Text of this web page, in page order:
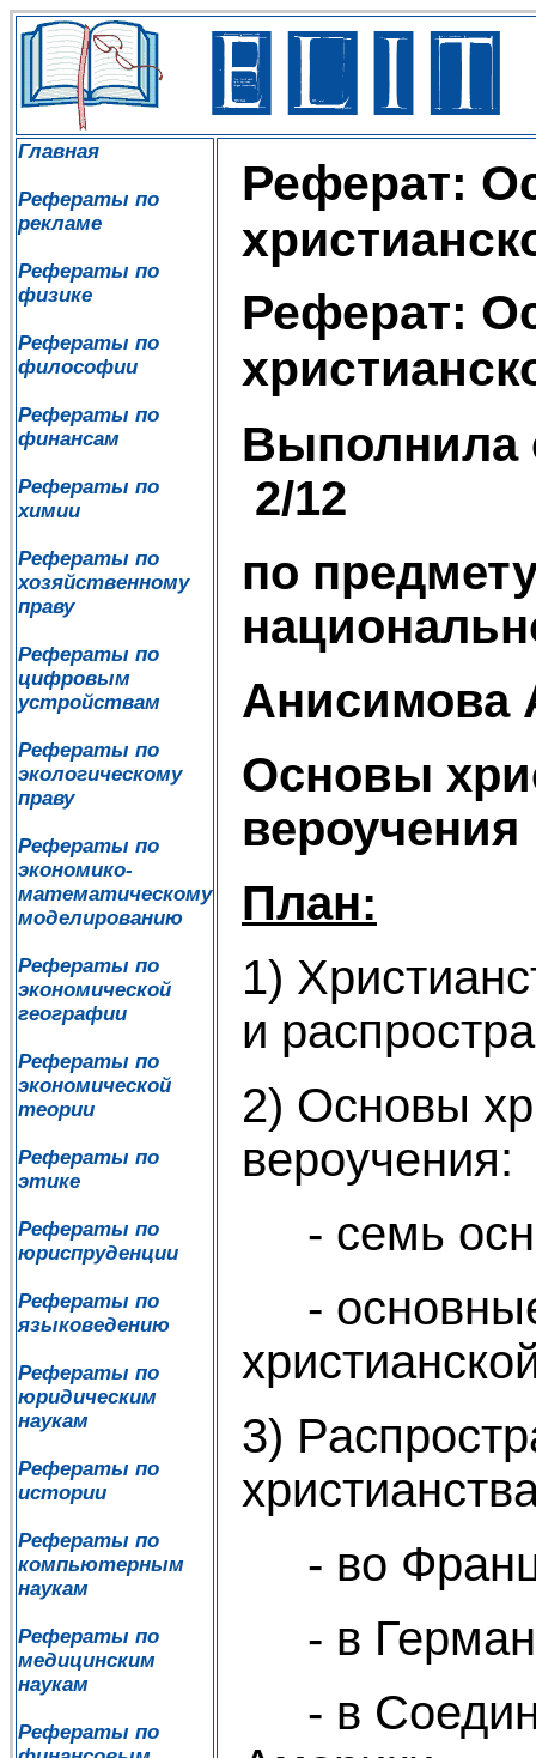
Главная
Рефераты по
рекламе
Рефераты по
физике
Рефераты по
философии
Рефераты по
финансам
Рефераты по
химии
Рефераты по
хозяйственному
праву
Рефераты по
цифровым
устройствам
Рефераты по
экологическому
праву
Рефераты по
экономико-
математическому
моделированию
Рефераты по
экономической
географии
Рефераты по
экономической
теории
Рефераты по
этике
Рефераты по
юриспруденции
Рефераты по
языковедению
Рефераты по
юридическим
наукам
Рефераты по
истории
Рефераты по
компьютерным
наукам
Рефераты по
медицинским
наукам
Рефераты по
Реферат:
Реферат:
Выполнила
2/12
по
Анисимова
Основы
вероучения
План:
1)
и
2) Основы
вероучения:
- семь
-
3)
- во
- в
- в